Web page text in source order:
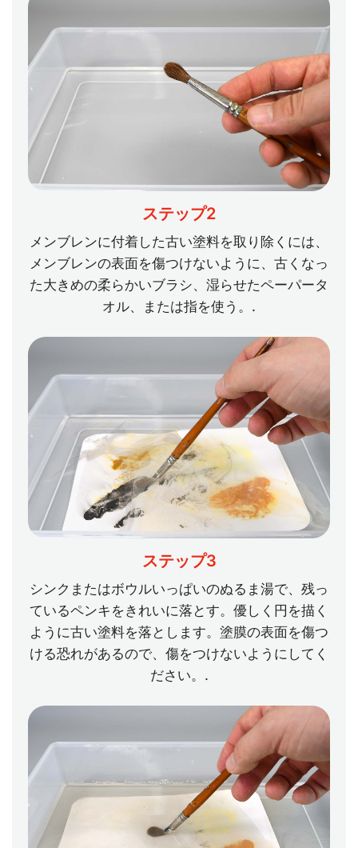
ステップ2
メンブレンに付着した古い塗料を取り除くには、
メンブレンの表面を傷つけないように、古くなっ
た大きめの柔らかいブラシ、湿らせたペーパータ
オル、または指を使う。.
ステップ3
シンクまたはボウルいっぱいのぬるま湯で、残っ
ているペンキをきれいに落とす。優しく円を描く
ように古い塗料を落とします。塗膜の表面を傷つ
ける恐れがあるので、傷をつけないようにしてく
ださい。.